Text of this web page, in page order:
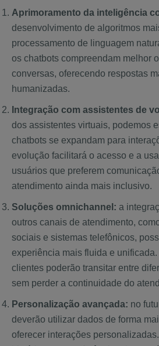
Aprimoramento da inteligência
desenvolvimento de algoritmos
processamento de linguagem
os chatbots compreendam melhor
conversas, oferecendo respostas
humanizadas.
Integração com assistentes de
dos assistentes virtuais, podemos
chatbots se expandam para
evolução facilitará o acesso e a
usuários que preferem
atendimento ainda mais inclusivo.
Soluções omnichannel: a
outros canais de atendimento,
sociais e sistemas telefônicos,
experiência mais fluida e
clientes poderão transitar entre
sem perder a continuidade do
Personalização avançada: no
deverão utilizar dados de forma
oferecer interações